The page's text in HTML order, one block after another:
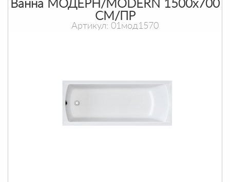
Ванна МОДЕРН/MODERN 1500х700
СМ/ПР
Артикул: 01мод1570